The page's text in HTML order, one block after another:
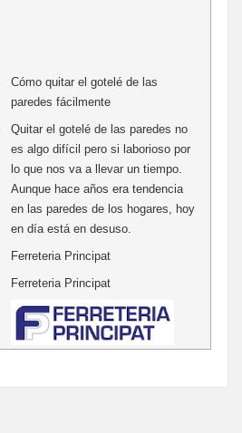
Cómo quitar el gotelé de las
paredes fácilmente
Quitar el gotelé de las paredes no
es algo difícil pero si laborioso por
lo que nos va a llevar un tiempo.
Aunque hace años era tendencia
en las paredes de los hogares, hoy
en día está en desuso.
Ferreteria Principat
Ferreteria Principat